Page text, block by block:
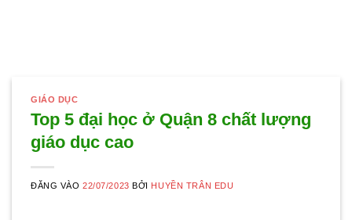
GIÁO DỤC
Top 5 đại học ở Quận 8 chất lượng
giáo dục cao
ĐĂNG VÀO22/07/2023 BỞI HUYỀN TRÂN EDU